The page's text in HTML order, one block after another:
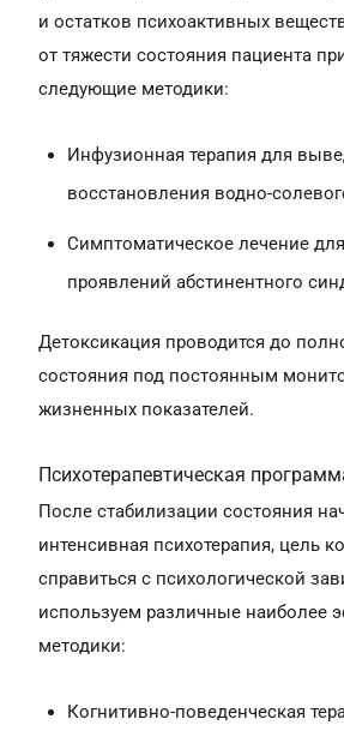
и остатков психоактивных
от тяжести состояния пациента
следующие методики:
Инфузионная терапия для
восстановления водно-
Симптоматическое лечение
проявлений абстинентного
Детоксикация проводится до
состояния под постоянным
жизненных показателей.
Психотерапевтическая
После стабилизации состояния
интенсивная психотерапия, цель
справиться с психологической
используем различные наиболее
методики:
Когнитивно-поведенческая